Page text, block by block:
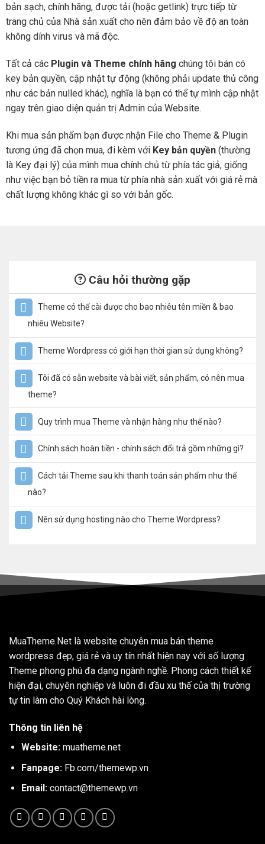
bản sạch, chính hãng, được tải (hoặc getlink) trực tiếp từ
trang chủ của Nhà sản xuất cho nên đảm bảo về độ an toàn
không dính virus và mã độc.
Tất cả các Plugin và Theme chính hãng chúng tôi bán có
key bản quyền, cập nhật tự động (không phải update thủ công
như các bản nulled khác), nghĩa là bạn có thể tự mình cập nhật
ngay trên giao diện quản trị Admin của Website.
Khi mua sản phẩm bạn được nhận File cho Theme & Plugin
tương ứng đã chọn mua, đi kèm với Key bản quyền (thường
là Key đại lý) của mình mua chính chủ từ phía tác giả, giống
như việc bạn bỏ tiền ra mua từ phía nhà sản xuất với giá rẻ mà
chất lượng không khác gì so với bản gốc.
Câu hỏi thường gặp
Theme có thể cài được cho bao nhiêu tên miền & bao
nhiêu Website?
Theme Wordpress có giới hạn thời gian sử dụng không?
Tôi đã có sẵn website và bài viết, sản phẩm, có nên mua
theme?
Quy trình mua Theme và nhận hàng như thế nào?
Chính sách hoàn tiền - chính sách đổi trả gồm những gì?
Cách tải Theme sau khi thanh toán sản phẩm như thế
nào?
Nên sử dụng hosting nào cho Theme Wordpress?
MuaTheme.Net là website chuyên mua bán theme
wordpress đẹp, giá rẻ và uy tín nhất hiện nay với số lượng
Theme phong phú đa dạng ngành nghề. Phong cách thiết kế
hiện đại, chuyên nghiệp và luôn đi đầu xu thế của thị trường
tự tin làm cho Quý Khách hài lòng.
Thông tin liên hệ
Website: muatheme.net
Fanpage: Fb.com/themewp.vn
Email: contact@themewp.vn